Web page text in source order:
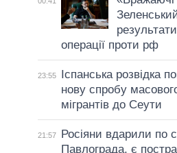
операції проти рф
23:55
Іспанська розвідка
нову спробу
мігрантів до Сеути
21:57
Росіяни вдарили по
Павлограда, є